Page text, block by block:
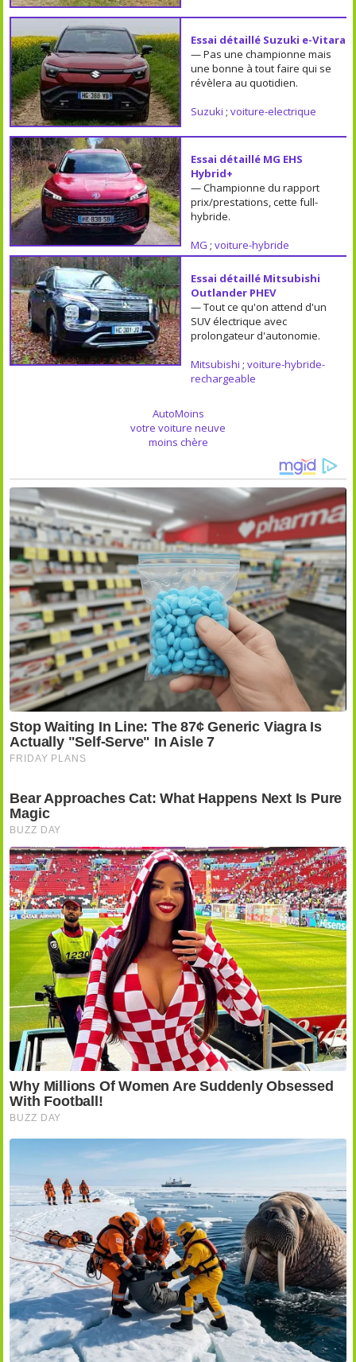
Essai détaillé Suzuki e-Vitara
— Pas une championne mais
une bonne à tout faire qui se
révèlera au quotidien.
Suzuki ; voiture-electrique
Essai détaillé MG EHS
Hybrid+
— Championne du rapport
prix/prestations, cette full-
hybride.
MG ; voiture-hybride
Essai détaillé Mitsubishi
Outlander PHEV
— Tout ce qu'on attend d'un
SUV électrique avec
prolongateur d'autonomie.
Mitsubishi ; voiture-hybride-
rechargeable
AutoMoins
votre voiture neuve
moins chère